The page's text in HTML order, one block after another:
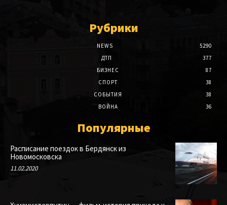
Рубрики
NEWS
5290
ДТП
377
БИЗНЕС
87
СПОРТ
38
СОБЫТИЯ
38
ВОЙНА
36
Популярные
Расписание поездок в Бердянск из
Новомосковска
11.02.2020